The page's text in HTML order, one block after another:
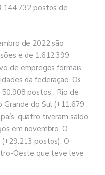
postos de
de 2022 são
e de 1.612.399
de empregos formais
da federação. Os
postos), Rio de
Grande do Sul (+11.679
quatro tiveram saldo
em novembro. O
postos). O
Oeste que teve leve